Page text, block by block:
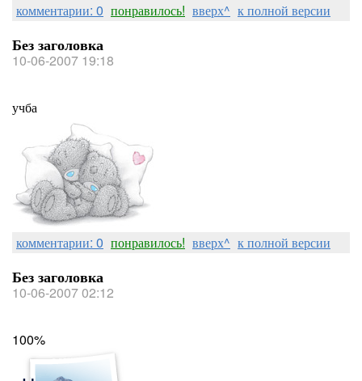
комментарии: 0 понравилось! вверх^ к полной версии
Без заголовка
10-06-2007 19:18
учба
комментарии: 0 понравилось! вверх^ к полной версии
Без заголовка
10-06-2007 02:12
100%